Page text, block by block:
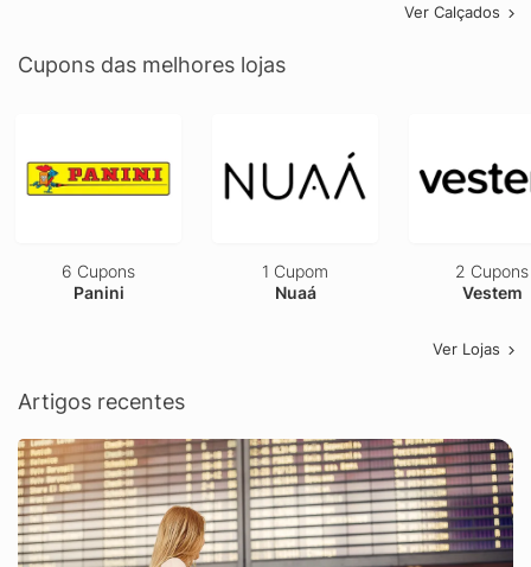
Ver Calçados
Cupons das melhores lojas
6 Cupons
Panini
1 Cupom
Nuaá
2 Cupons
Vestem
Ver Lojas
Artigos recentes